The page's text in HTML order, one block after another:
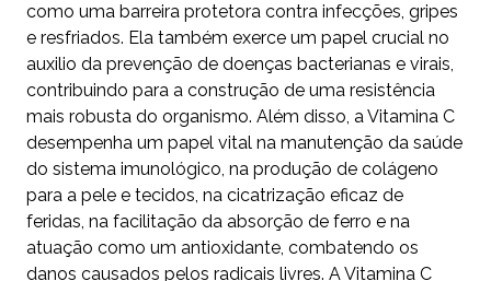
como uma barreira protetora contra infecções, gripes
e resfriados. Ela também exerce um papel crucial no
auxilio da prevenção de doenças bacterianas e virais,
contribuindo para a construção de uma resistência
mais robusta do organismo. Além disso, a Vitamina C
desempenha um papel vital na manutenção da saúde
do sistema imunológico, na produção de colágeno
para a pele e tecidos, na cicatrização eficaz de
feridas, na facilitação da absorção de ferro e na
atuação como um antioxidante, combatendo os
danos causados pelos radicais livres. A Vitamina C